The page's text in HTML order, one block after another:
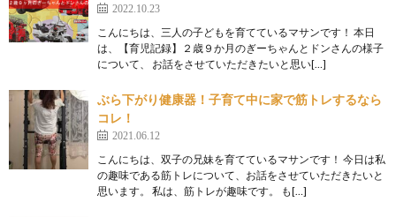
2022.10.23
こんにちは、三人の子どもを育てているマサンです！ 本日
は、【育児記録】２歳９か月のぎーちゃんとドンさんの様子
について、 お話をさせていただきたいと思い[…]
ぶら下がり健康器！子育て中に家で筋トレするなら
コレ！
2021.06.12
こんにちは、双子の兄妹を育てているマサンです！ 今日は私
の趣味である筋トレについて、お話をさせていただきたいと
思います。 私は、筋トレが趣味です。 も[…]